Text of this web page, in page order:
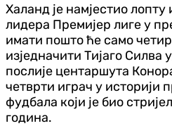
Халанд је намјестио
лидера Премијер лиге у
имати пошто ће само
изједначити Тијаго Силва
послије центаршута
четврти играч у историји
фудбала који је био
година.